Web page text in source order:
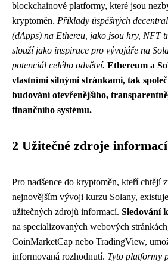
blockchainové platformy, které jsou
kryptoměn. Příklady úspěšných
(dApps) na Ethereu, jako jsou hry, NFT
slouží jako inspirace pro vývojáře na
potenciál celého odvětví. Ethereum a
vlastními silnými stránkami, tak
budování otevřenějšího,
finančního systému.
2 Užitečné zdroje informací
Pro nadšence do kryptoměn, kteří chtějí
nejnovějším vývoji kurzu Solany,
užitečných zdrojů informací. Sledování
na specializovaných webových
CoinMarketCap nebo TradingView,
informovaná rozhodnutí. Tyto platformy